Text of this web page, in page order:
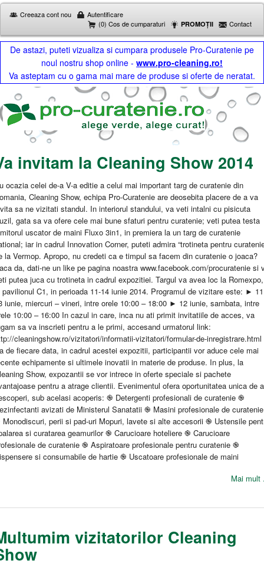
Creeaza cont nou
Autentificare
(0) Cos de cumparaturi
PROMOȚII Contact
De astazi, puteti vizualiza si cumpara produsele Pro-Curatenie pe
noul nostru shop online - www.pro-cleaning.ro!
Va asteptam cu o gama mai mare de produse si oferte de neratat.
invitam la Cleaning Show 2014
ocazia celei de-a V-a editie a celui mai important targ de curatenie din
Cleaning Show, echipa Pro-Curatenie are deosebita placere de a va
sa ne vizitati standul. In interiorul standului, va veti intalni cu pisicuta
gata sa va ofere cele mai bune sfaturi pentru curatenie; veti putea testa
uscator de maini Fluxo 3in1, in premiera la un targ de curatenie
iar in cadrul Innovation Corner, puteti admira “trotineta pentru
la Vermop. Apropo, nu credeti ca e timpul sa facem din curatenie o joaca?
da, dati-ne un like pe pagina noastra www.facebook.com/procuratenie si
putea juca cu trotineta in cadrul expozitiei. Targul va avea loc la Romexpo,
pavilionul C1, in perioada 11-14 iunie 2014. Programul de vizitare este: ►
iunie, miercuri – vineri, intre orele 10:00 – 18:00 ► 12 iunie, sambata, intre
10:00 – 16:00 In cazul in care, inca nu ati primit invitatiile de acces, va
sa va inscrieti pentru a le primi, accesand urmatorul link:
cleaningshow.ro/vizitatori/informatii-vizitatori/formular-de-inregistrare.html
de fiecare data, in cadrul acestei expozitii, participantii vor aduce cele mai
echipamente si ultimele inovatii in materie de produse. In plus, la
Show, expozantii se vor intrece in oferte speciale si pachete
pentru a atrage clientii. Evenimentul ofera oportunitatea unica de a
sub acelasi acoperis: ֎ Detergenti profesionali de curatenie ֎
avizati de Ministerul Sanatatii ֎ Masini profesionale de curatenie
perii si pad-uri Mopuri, lavete si alte accesorii ֎ Ustensile
si curatarea geamurilor ֎ Carucioare hoteliere ֎ Carucioare
de curatenie ֎ Aspiratoare profesionale pentru curatenie ֎
si consumabile de hartie ֎ Uscatoare profesionale de maini
Mai mult
vizitatorilor Cleaning